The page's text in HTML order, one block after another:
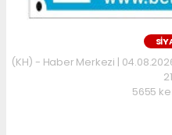
(KH) - Haber Merkezi |
5655